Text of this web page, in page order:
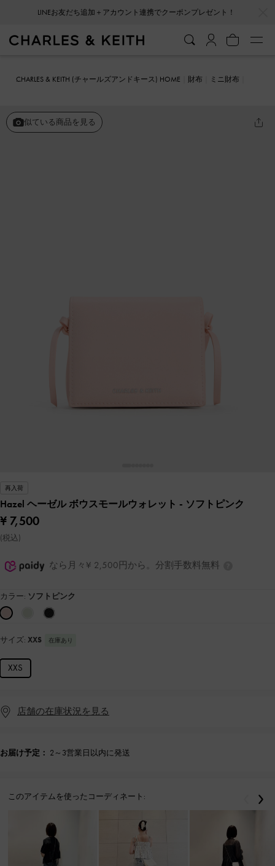
LINEお友だち追加＋アカウント連携でクーポンプレゼント！
CHARLES & KEITH (チャールズアンドキース) HOME 財布
ミニ財布
似ている商品を見る
再入荷
Hazel ヘーゼル ボウスモールウォレット - ソフトピンク
¥ 7,500
(税込)
なら月々¥ 2,500円から。分割手数料無料
カラー: ソフトピンク
サイズ: XXS 在庫あり
XXS
店舗の在庫状況を見る
お届け予定： 2～3営業日以内に発送
このアイテムを使ったコーディネート: 戻る